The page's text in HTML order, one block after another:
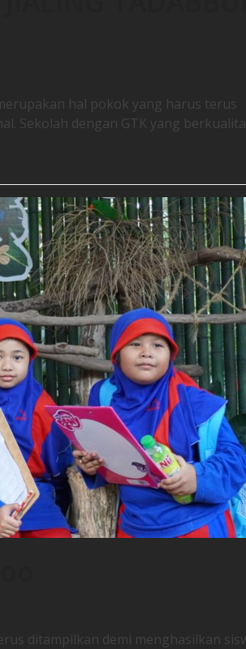
hal pokok yang harus terus
Sekolah dengan GTK yang
ditampilkan demi menghasilkan